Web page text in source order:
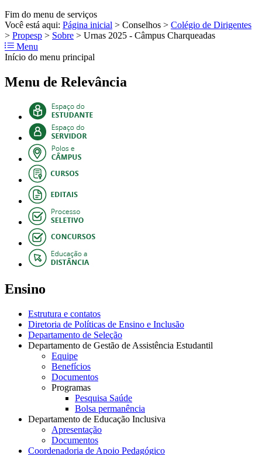
Fim do menu de serviços
Você está aqui: Página inicial > Conselhos > Colégio de Dirigentes
> Propesp > Sobre > Urnas 2025 - Câmpus Charqueadas
Menu
Início do menu principal
Menu de Relevância
Ensino
Estrutura e contatos
Diretoria de Políticas de Ensino e Inclusão
Departamento de Seleção
Departamento de Gestão de Assistência Estudantil
Equipe
Benefícios
Documentos
Programas
Pesquisa Saúde
Bolsa permanência
Departamento de Educação Inclusiva
Apresentação
Documentos
Coordenadoria de Apoio Pedagógico